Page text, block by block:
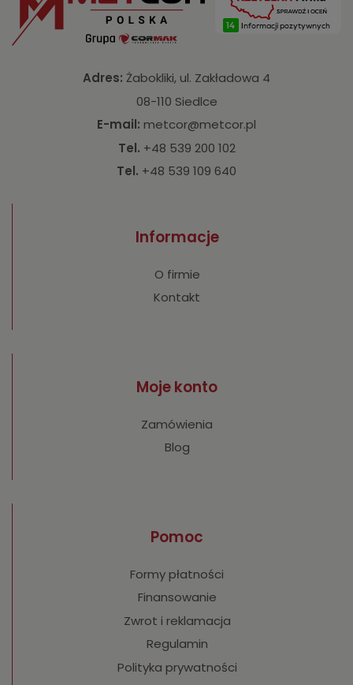
Adres: Żabokliki, ul. Zakładowa 4
08-110 Siedlce
E-mail: metcor@metcor.pl
Tel. +48 539 200 102
Tel. +48 539 109 640
Informacje
O firmie
Kontakt
Moje konto
Zamówienia
Blog
Pomoc
Formy płatności
Finansowanie
Zwrot i reklamacja
Regulamin
Polityka prywatności